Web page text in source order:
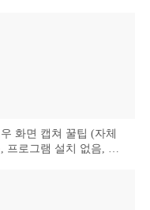
화면 캡쳐 꿀팁 (자체
프로그램 설치 없음, 초